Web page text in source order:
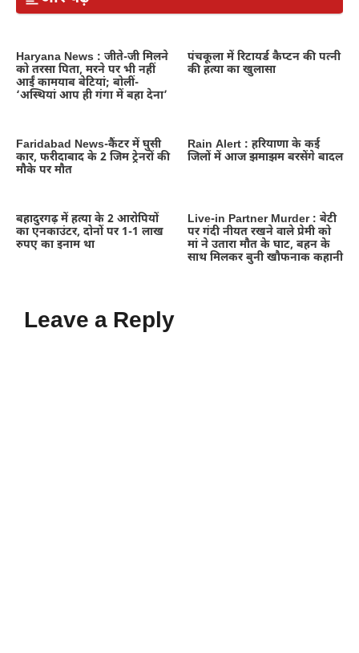
Haryana News : जीते-जी मिलने
को तरसा पिता, मरने पर भी नहीं
आईं कामयाब बेटियां; बोलीं-
‘अस्थियां आप ही गंगा में बहा देना’
पंचकूला में रिटायर्ड कैप्टन की पत्नी
की हत्या का खुलासा
Faridabad News-कैंटर में घुसी
कार, फरीदाबाद के 2 जिम ट्रेनरों की
मौके पर मौत
Rain Alert : हरियाणा के कई
जिलों में आज झमाझम बरसेंगे बादल
बहादुरगढ़ में हत्या के 2 आरोपियों
का एनकाउंटर, दोनों पर 1-1 लाख
रुपए का इनाम था
Live-in Partner Murder : बेटी
पर गंदी नीयत रखने वाले प्रेमी को
मां ने उतारा मौत के घाट, बहन के
साथ मिलकर बुनी खौफनाक कहानी
Leave a Reply